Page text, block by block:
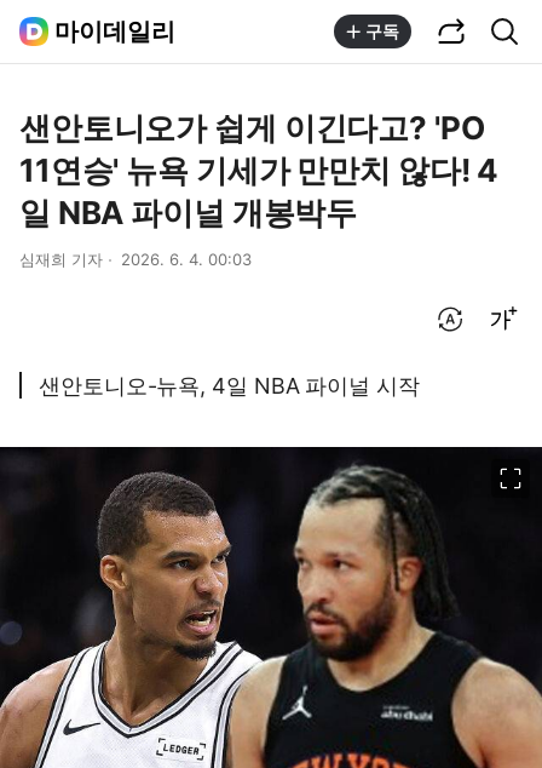
마이데일리 구독
샌안토니오가 쉽게 이긴다고? 'PO
11연승' 뉴욕 기세가 만만치 않다! 4
일 NBA 파이널 개봉박두
심재희 기자 2026. 6. 4. 00:03
샌안토니오-뉴욕, 4일 NBA 파이널 시작